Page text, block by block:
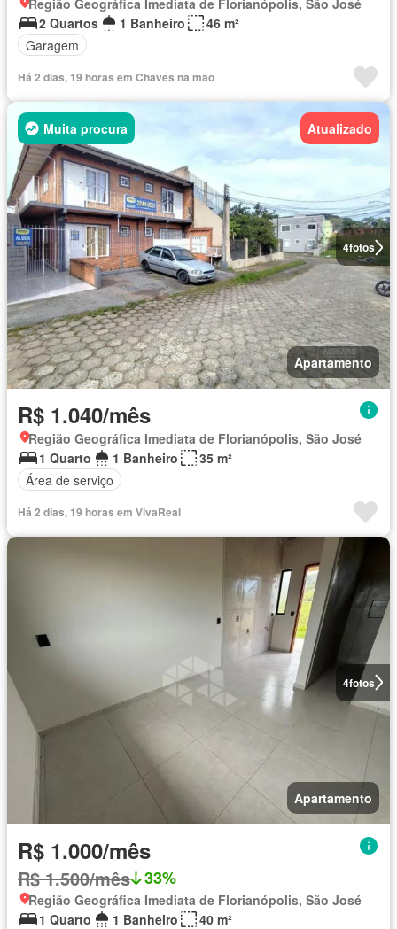
Região Geográfica Imediata de Florianópolis, São José
2 Quartos
1 Banheiro
46 m²
Garagem
Há 2 dias, 19 horas em Chaves na mão
4fotos
Muita procura Atualizado
Apartamento
R$ 1.040/mês
Região Geográfica Imediata de Florianópolis, São José
1 Quarto
1 Banheiro
35 m²
Área de serviço
Há 2 dias, 19 horas em VivaReal
4fotos
Apartamento
R$ 1.000/mês
R$ 1.500/mês 33%
Região Geográfica Imediata de Florianópolis, São José
1 Quarto
1 Banheiro 40 m²